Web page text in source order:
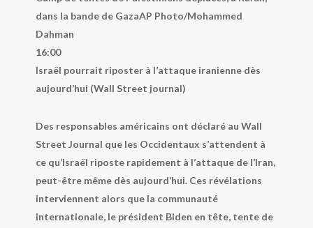
dans la bande de GazaAP Photo/Mohammed
Dahman
16:00
Israël pourrait riposter à l’attaque iranienne dès
aujourd’hui (Wall Street journal)
Des responsables américains ont déclaré au Wall
Street Journal que les Occidentaux s’attendent à
ce qu’Israël riposte rapidement à l’attaque de l’Iran,
peut-être même dès aujourd’hui. Ces révélations
interviennent alors que la communauté
internationale, le président Biden en tête, tente de